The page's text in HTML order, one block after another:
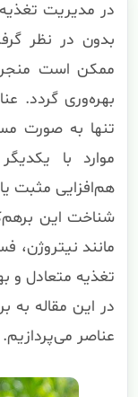
در مدیریت
بدون در نظر
ممکن است منجر
بهره‌وری گردد.
تنها به صورت
موارد با
هم‌افزایی مثبت یا
شناخت این
مانند نیتروژن،
تغذیه متعادل و
در این مقاله به
عناصر می‌پردازیم.